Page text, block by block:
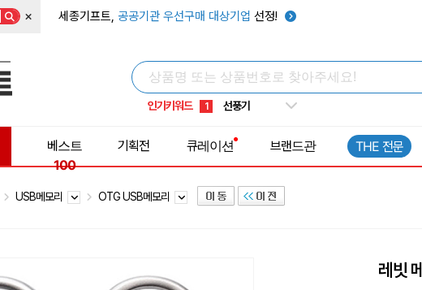
× 세종기프트, 공공기관 우선구매 대상기업 선정!
인기키워드
1 선풍기
2 부채
4 보온보냉백
6 우산
베스트
100
기획전 큐레이션 브랜드관 THE 전문
USB메모리 OTG USB메모리
레빗